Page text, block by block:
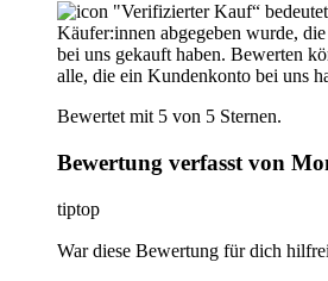
"Verifizierter Kauf“
Käufer:innen abgegeben wurde,
bei uns gekauft haben. Bewerten
alle, die ein Kundenkonto bei uns
Bewertet mit 5 von 5 Sternen.
Bewertung verfasst von
tiptop
War diese Bewertung für dich